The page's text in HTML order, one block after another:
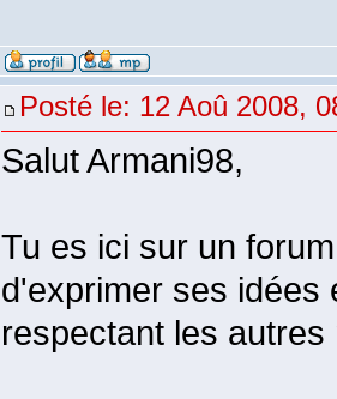
Posté le: 12 Aoû 2008,
Salut Armani98,
Tu es ici sur un
d'exprimer ses idées
respectant les